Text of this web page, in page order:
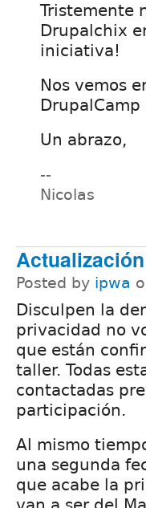
Tristemente
Drupalchix
iniciativa!
Nos vemos
Un abrazo,
--
Nicolas
Actualización
Posted by ipwa
Disculpen la
privacidad no
que están
taller. Todas
contactadas
participación.
Al mismo
una segunda
que acabe la